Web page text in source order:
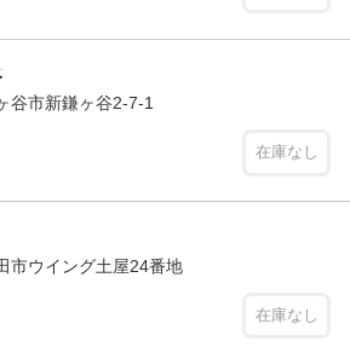
市新鎌ヶ谷2-7-1
在庫なし
ウイング土屋24番地
在庫なし